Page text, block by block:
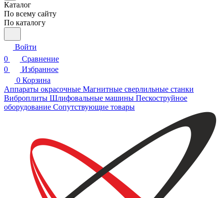
Каталог
По всему сайту
По каталогу
Войти
0
Сравнение
0
Избранное
0 Корзина
Аппараты окрасочные Магнитные сверлильные станки
Виброплиты Шлифовальные машины Пескоструйное
оборудование Сопутствующие товары